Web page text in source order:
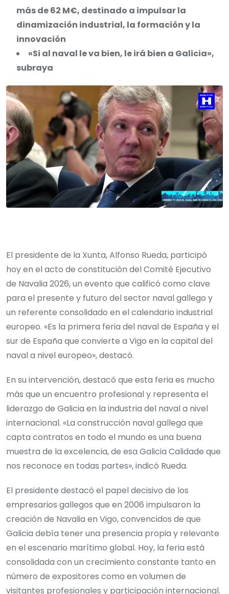
más de 62 M€, destinado a impulsar la
dinamización industrial, la formación y la
innovación
«Si al naval le va bien, le irá bien a Galicia»,
subraya
El presidente de la Xunta, Alfonso Rueda, participó
hoy en el acto de constitución del Comité Ejecutivo
de Navalia 2026, un evento que calificó como clave
para el presente y futuro del sector naval gallego y
un referente consolidado en el calendario industrial
europeo. «Es la primera feria del naval de España y el
sur de España que convierte a Vigo en la capital del
naval a nivel europeo», destacó.
En su intervención, destacó que esta feria es mucho
más que un encuentro profesional y representa el
liderazgo de Galicia en la industria del naval a nivel
internacional. «La construcción naval gallega que
capta contratos en todo el mundo es una buena
muestra de la excelencia, de esa Galicia Calidade que
nos reconoce en todas partes», indicó Rueda.
El presidente destacó el papel decisivo de los
empresarios gallegos que en 2006 impulsaron la
creación de Navalia en Vigo, convencidos de que
Galicia debía tener una presencia propia y relevante
en el escenario marítimo global. Hoy, la feria está
consolidada con un crecimiento constante tanto en
número de expositores como en volumen de
visitantes profesionales y participación internacional.